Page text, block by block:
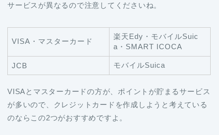
サービスが異なるので注意してくださいね。
VISA・マスターカード
楽天Edy・モバイルSuic
a・SMART ICOCA
JCB モバイルSuica
VISAとマスターカードの方が、ポイントが貯まるサービス
が多いので、クレジットカードを作成しようと考えている
のならこの2つがおすすめですよ。